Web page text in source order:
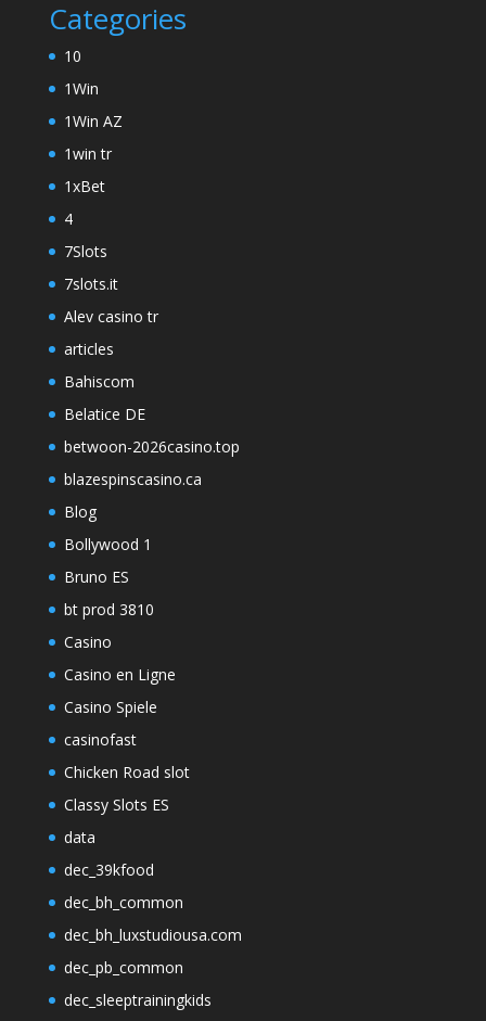
Categories
10
1Win
1Win AZ
1win tr
1xBet
4
7Slots
7slots.it
Alev casino tr
articles
Bahiscom
Belatice DE
betwoon-2026casino.top
blazespinscasino.ca
Blog
Bollywood 1
Bruno ES
bt prod 3810
Casino
Casino en Ligne
Casino Spiele
casinofast
Chicken Road slot
Classy Slots ES
data
dec_39kfood
dec_bh_common
dec_bh_luxstudiousa.com
dec_pb_common
dec_sleeptrainingkids